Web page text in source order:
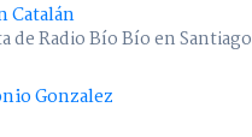
Catalán
de Radio Bío Bío en Santiago
Gonzalez